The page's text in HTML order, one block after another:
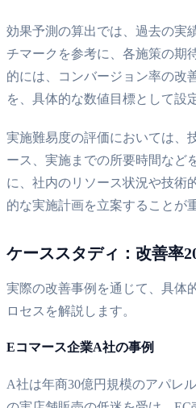
効果予測の算出では、過去の実
チマークを参考に、各施策の期
的には、コンバージョン率の改
を、具体的な数値目標として設
実施難易度の評価においては、
ース、実施までの所要時間など
に、社内のリソース状況や技術
的な実施計画を立案することが
ケーススタディ：改善率
実際の改善事例を通じて、具体
ロセスを解説します。
Eコマース企業A社の事例
A社は年商30億円規模のアパレ